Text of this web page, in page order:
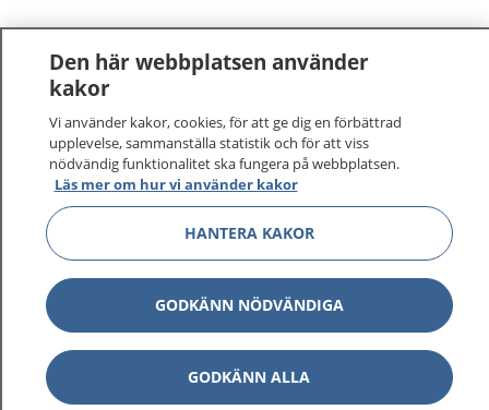
1177 tryggt om din hälsa och vård
Den här webbplatsen använder
kakor
Vi använder kakor, cookies, för att ge dig en förbättrad
upplevelse, sammanställa statistik och för att viss
nödvändig funktionalitet ska fungera på webbplatsen.
Läs mer om hur vi använder kakor
HANTERA KAKOR
GODKÄNN NÖDVÄNDIGA
GODKÄNN ALLA